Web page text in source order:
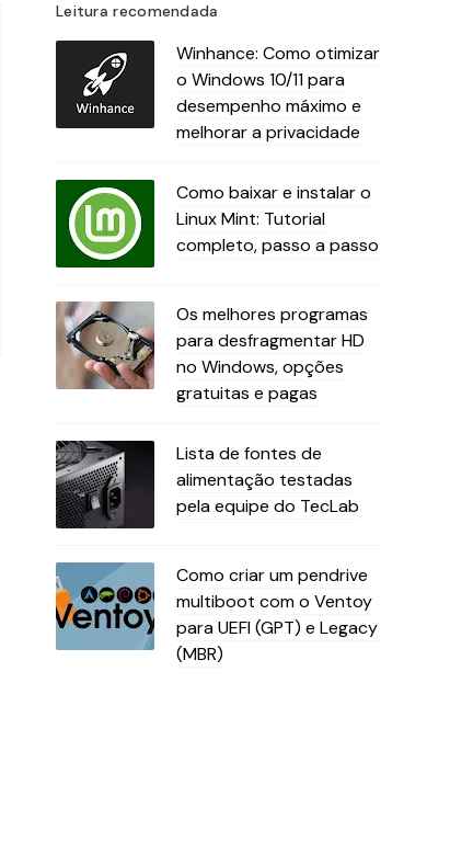
Leitura recomendada
Winhance: Como otimizar
o Windows 10/11 para
desempenho máximo e
melhorar a privacidade
Como baixar e instalar o
Linux Mint: Tutorial
completo, passo a passo
Os melhores programas
para desfragmentar HD
no Windows, opções
gratuitas e pagas
Lista de fontes de
alimentação testadas
pela equipe do TecLab
Como criar um pendrive
multiboot com o Ventoy
para UEFI (GPT) e Legacy
(MBR)